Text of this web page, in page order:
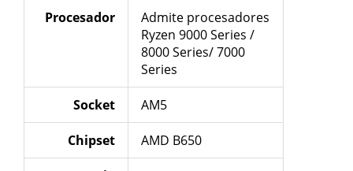
Procesador
Admite procesadores
Ryzen 9000 Series /
8000 Series/ 7000
Series
Socket AM5
Chipset AMD B650